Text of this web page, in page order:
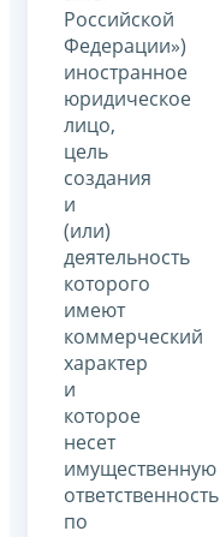
Российской
Федерации»)
иностранное
юридическое
лицо,
цель
создания
и
(или)
деятельность
которого
имеют
коммерческий
характер
и
которое
несет
имущественную
ответственность
по